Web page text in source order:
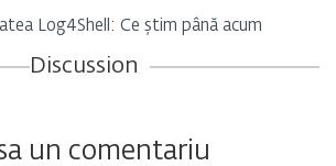
Log4Shell: Ce știm până acum
Discussion
un comentariu